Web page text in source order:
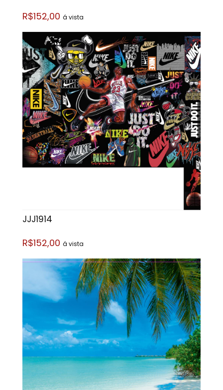
R$152,00 á vista
JJJ1914
R$152,00 á vista